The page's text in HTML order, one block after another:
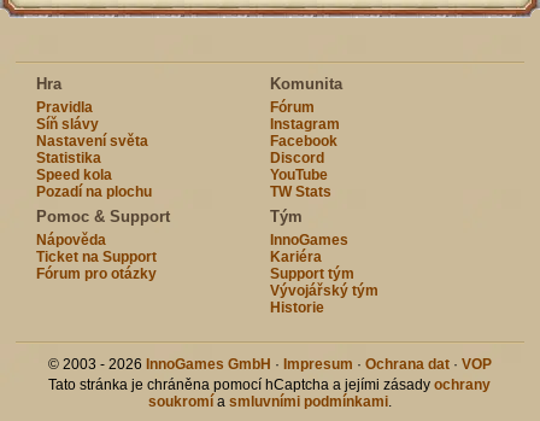
Hra
Pravidla
Síň slávy
Nastavení světa
Statistika
Speed kola
Pozadí na plochu
Komunita
Fórum
Instagram
Facebook
Discord
YouTube
TW Stats
Pomoc & Support
Nápověda
Ticket na Support
Fórum pro otázky
Tým
InnoGames
Kariéra
Support tým
Vývojářský tým
Historie
© 2003 - 2026 InnoGames GmbH · Impresum · Ochrana dat · VOP
Tato stránka je chráněna pomocí hCaptcha a jejími zásadyochrany
soukromía smluvními podmínkami.